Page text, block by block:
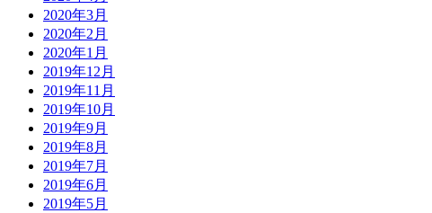
2020年3月
2020年2月
2020年1月
2019年12月
2019年11月
2019年10月
2019年9月
2019年8月
2019年7月
2019年6月
2019年5月